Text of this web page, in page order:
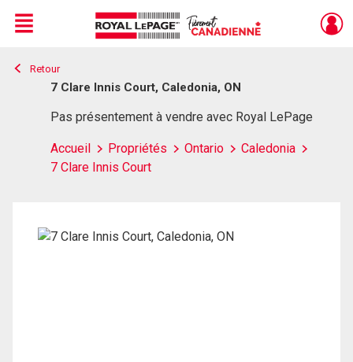
Live
En Direct
Menu
Retour
7 Clare Innis Court, Caledonia, ON
Pas présentement à vendre avec Royal LePage
Accueil Propriétés Ontario
Caledonia
7 Clare Innis Court